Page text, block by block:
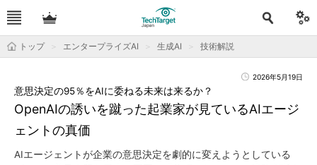
トップ エンタープライズAI 生成AI 技術解説
2026年5月19日
OpenAIの誘いを蹴った起業家が見ているAIエージ
ェントの真価
意思決定の95％をAIに委ねる未来は来るか？
AIエージェントが企業の意思決定を劇的に変えようとしている